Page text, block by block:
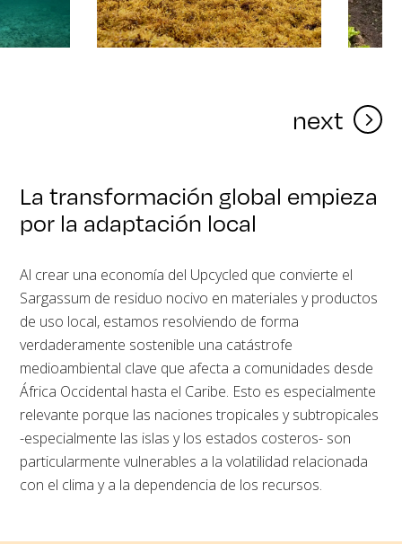
next
La transformación global empieza
por la adaptación local
Al crear una economía del Upcycled que convierte el
Sargassum de residuo nocivo en materiales y productos
de uso local, estamos resolviendo de forma
verdaderamente sostenible una catástrofe
medioambiental clave que afecta a comunidades desde
África Occidental hasta el Caribe. Esto es especialmente
relevante porque las naciones tropicales y subtropicales
-especialmente las islas y los estados costeros- son
particularmente vulnerables a la volatilidad relacionada
con el clima y a la dependencia de los recursos.